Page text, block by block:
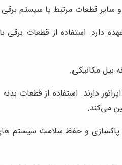
استفاده از قطعات برقی
بیل مکانیکی.
دارند. استفاده از قطعات
می‌کند.
پاکسازی و حفظ سلامت سیستم